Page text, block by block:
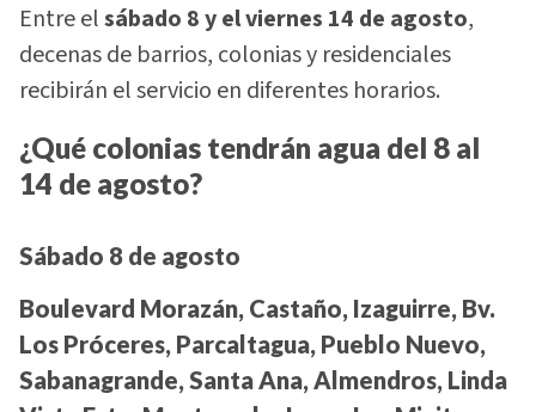
Entre elsábado 8 y el viernes 14 de agosto,
decenas de barrios, colonias y residenciales
recibirán el servicio en diferentes horarios.
¿Qué colonias tendrán agua del 8 al
14 de agosto?
Sábado 8 de agosto
Boulevard Morazán, Castaño, Izaguirre, Bv.
Los Próceres, Parcaltagua, Pueblo Nuevo,
Sabanagrande, Santa Ana, Almendros, Linda